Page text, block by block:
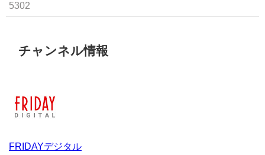
5302
チャンネル情報
FRIDAYデジタル